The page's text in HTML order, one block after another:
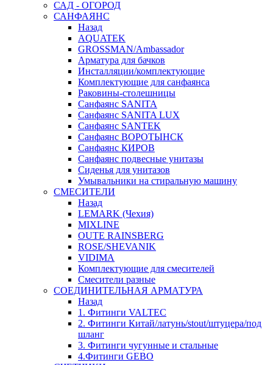
САД - ОГОРОД
САНФАЯНС
Назад
AQUATEK
GROSSMAN/Ambassador
Арматура для бачков
Инсталляции/комплектующие
Комплектующие для санфаянса
Раковины-столешницы
Санфаянс SANITA
Санфаянс SANITA LUX
Санфаянс SANTEK
Санфаянс ВОРОТЫНСК
Санфаянс КИРОВ
Санфаянс подвесные унитазы
Сиденья для унитазов
Умывальники на стиральную машину
СМЕСИТЕЛИ
Назад
LEMARK (Чехия)
MIXLINE
OUTE RAINSBERG
ROSE/SHEVANIK
VIDIMA
Комплектующие для смесителей
Смесители разные
СОЕДИНИТЕЛЬНАЯ АРМАТУРА
Назад
1. Фитинги VALTEC
2. Фитинги Китай/латунь/stout/штуцера/под
шланг
3. Фитинги чугунные и стальные
4.Фитинги GEBO